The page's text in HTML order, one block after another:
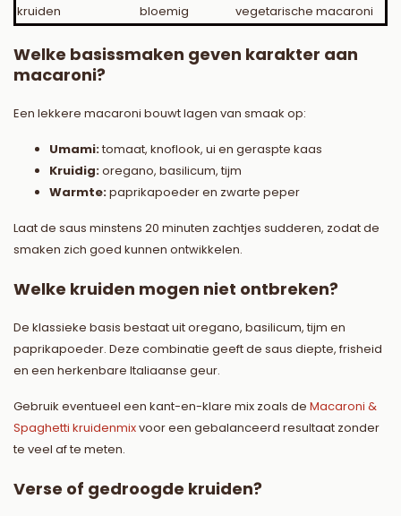
kruiden
bloemig
vegetarische macaroni
Welke basissmaken geven karakter aan
macaroni?
Een lekkere macaroni bouwt lagen van smaak op:
Umami:tomaat, knoflook, ui en geraspte kaas
Kruidig:oregano, basilicum, tijm
Warmte:paprikapoeder en zwarte peper
Laat de saus minstens 20 minuten zachtjes sudderen, zodat de
smaken zich goed kunnen ontwikkelen.
Welke kruiden mogen niet ontbreken?
De klassieke basis bestaat uit oregano, basilicum, tijm en
paprikapoeder. Deze combinatie geeft de saus diepte, frisheid
en een herkenbare Italiaanse geur.
Gebruik eventueel een kant-en-klare mix zoals de Macaroni &
Spaghetti kruidenmixvoor een gebalanceerd resultaat zonder
te veel af te meten.
Verse of gedroogde kruiden?